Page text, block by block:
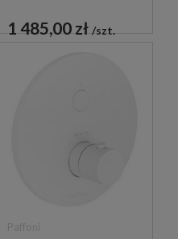
TERMOSTATYCZNA
ZE SŁUCHAWKĄ
1 485,00 zł szt.